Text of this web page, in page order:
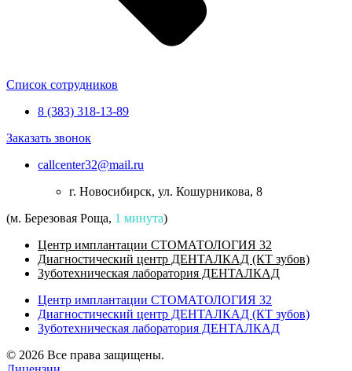
Список сотрудников
8 (383) 318-13-89
Заказать звонок
callcenter32@mail.ru
г. Новосибирск, ул. Кошурникова, 8
(м. Березовая Роща, 1 минута)
Центр имплантации СТОМАТОЛОГИЯ 32
Диагностический центр ДЕНТАЛКАД (КТ зубов)
Зуботехническая лаборатория ДЕНТАЛКАД
Центр имплантации СТОМАТОЛОГИЯ 32
Диагностический центр ДЕНТАЛКАД (КТ зубов)
Зуботехническая лаборатория ДЕНТАЛКАД
© 2026 Все права защищены.